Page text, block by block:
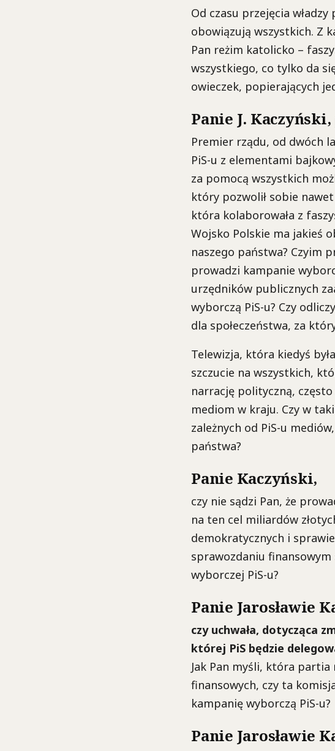
Od czasu przejęcia
obowiązują wszystkich. Z
Pan reżim katolicko –
wszystkiego, co tylko da
owieczek, popierających
Panie J.
Premier rządu, od dwóch
PiS-u z elementami
za pomocą wszystkich
który pozwolił sobie
która kolaborowała z
Wojsko Polskie ma jakieś
naszego państwa? Czyim
prowadzi kampanie
urzędników publicznych
wyborczą PiS-u? Czy
dla społeczeństwa, za
Telewizja, która kiedyś
szczucie na wszystkich,
narrację polityczną,
mediom w kraju. Czy w
zależnych od PiS-u
państwa?
Panie Kaczyński,
czy nie sądzi Pan, że
na ten cel miliardów
demokratycznych i
sprawozdaniu
wyborczej PiS-u?
Panie Jarosławie
czy uchwała, dotycząca
której PiS będzie
Jak Pan myśli, która
finansowych, czy ta
kampanię wyborczą PiS-u?
Panie Jarosławie